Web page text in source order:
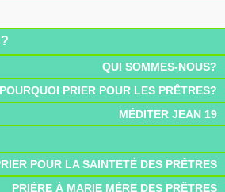
QUI SOMMES-NOUS?
POURQUOI PRIER POUR LES PRÊTRES?
MÉDITER JEAN 19
POUR LA SAINTETÉ DES PRÊTRES
PRIÈRE À MARIE MÈRE DES PRÊTRES